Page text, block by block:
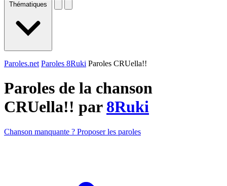
Thématiques
Paroles.net Paroles 8Ruki Paroles CRUella!!
Paroles de la chanson
CRUella!! par 8Ruki
Chanson manquante ? Proposer les paroles